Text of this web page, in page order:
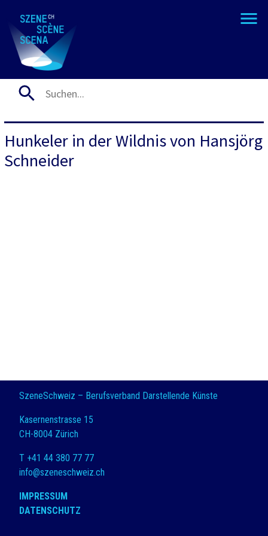
Hunkeler in der Wildnis von Hansjörg
Schneider
SzeneSchweiz – Berufsverband Darstellende Künste
Kasernenstrasse 15
CH-8004 Zürich
T +41 44 380 77 77
info@szeneschweiz.ch
IMPRESSUM
DATENSCHUTZ